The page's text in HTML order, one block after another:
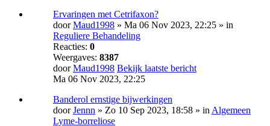
Ervaringen met Cetrifaxon?
doorMaud1998 » Ma 06 Nov 2023, 22:25 » in
Reguliere Behandeling
Reacties: 0
Weergaves: 8387
doorMaud1998 Bekijk laatste bericht
Ma 06 Nov 2023, 22:25
Banderol ernstige bijwerkingen
doorJennn » Zo 10 Sep 2023, 18:58 » in Algemeen
Lyme-borreliose